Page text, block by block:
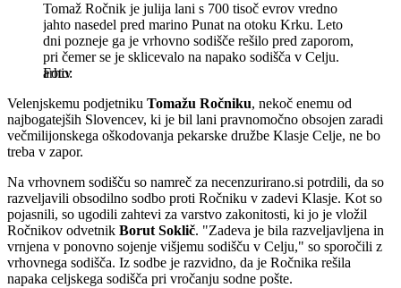
Tomaž Ročnik je julija lani s 700 tisoč evrov vredno
jahto nasedel pred marino Punat na otoku Krku. Leto
dni pozneje ga je vrhovno sodišče rešilo pred zaporom,
pri čemer se je sklicevalo na napako sodišča v Celju.
arhiv
Velenjskemu podjetniku Tomažu Ročniku, nekoč enemu od
najbogatejših Slovencev, ki je bil lani pravnomočno obsojen zaradi
večmilijonskega oškodovanja pekarske družbe Klasje Celje, ne bo
treba v zapor.
Na vrhovnem sodišču so namreč za necenzurirano.si potrdili, da so
razveljavili obsodilno sodbo proti Ročniku v zadevi Klasje. Kot so
pojasnili, so ugodili zahtevi za varstvo zakonitosti, ki jo je vložil
Ročnikov odvetnik Borut Soklič. "Zadeva je bila razveljavljena in
vrnjena v ponovno sojenje višjemu sodišču v Celju," so sporočili z
vrhovnega sodišča. Iz sodbe je razvidno, da je Ročnika rešila
napaka celjskega sodišča pri vročanju sodne pošte.